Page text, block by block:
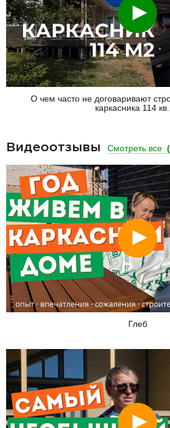
О чем часто не договаривают
каркасника 114
Видеоотзывы Смотреть все
Глеб